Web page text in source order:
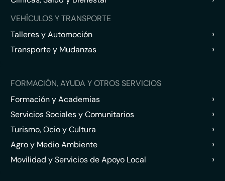
VEHÍCULOS Y TRANSPORTE
Talleres y Automoción
›
Transporte y Mudanzas ›
FORMACIÓN, AYUDA Y OTROS SERVICIOS
Formación y Academias
›
Servicios Sociales y Comunitarios ›
Turismo, Ocio y Cultura ›
Agro y Medio Ambiente ›
Movilidad y Servicios de Apoyo Local ›